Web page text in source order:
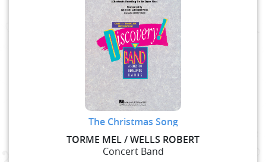
The Christmas Song
TORME MEL / WELLS ROBERT
Concert Band